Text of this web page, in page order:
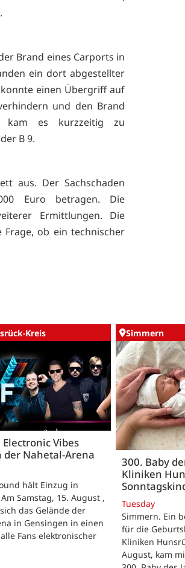
Brand eines Carports in
ein dort abgestellter
einen Übergriff auf
und den Brand
kam es kurzzeitig zu
B 9.
aus. Der Sachschaden
Euro betragen. Die
Ermittlungen. Die
ob ein technischer
Kreis
Vibes
der Nahetal-Arena
hält Einzug in
Samstag, 15. August ,
das Gelände der
in Gensingen in einen
Fans elektronischer
Simmern
300. Baby
Kliniken
Tuesday
Simmern. Ein
für die
Kliniken
August, kam